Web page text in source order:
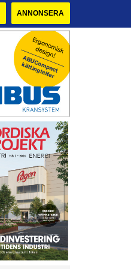
ANNONSERA